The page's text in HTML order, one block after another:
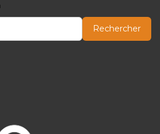
Rechercher